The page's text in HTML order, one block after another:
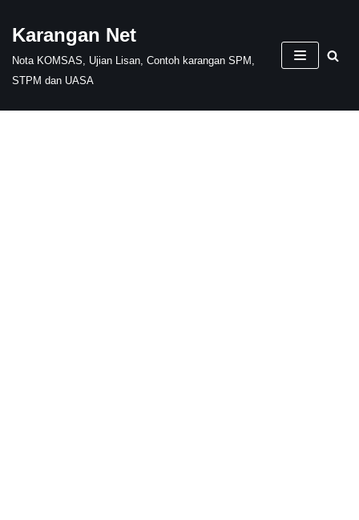
Skip
to
content
Karangan Net
Nota KOMSAS, Ujian Lisan, Contoh karangan SPM,
STPM dan UASA